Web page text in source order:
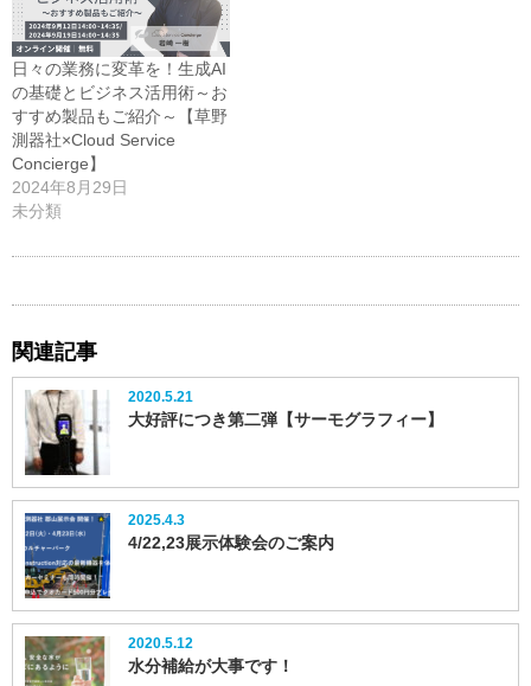
日々の業務に変革を！生成AI
の基礎とビジネス活用術～お
すすめ製品もご紹介～【草野
測器社×Cloud Service
Concierge】
2024年8月29日
未分類
関連記事
2020.5.21
大好評につき第二弾【サーモグラフィー】
2025.4.3
4/22,23展示体験会のご案内
2020.5.12
水分補給が大事です！